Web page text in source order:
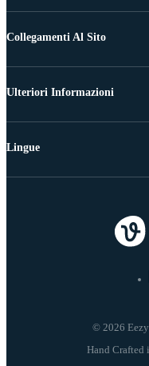
Collegamenti Al Sito
Ulteriori Informazioni
© 2026
Lingue